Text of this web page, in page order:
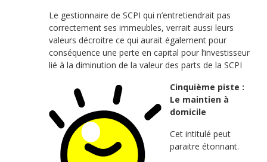
Le gestionnaire de SCPI qui n’entretiendrait pas
correctement ses immeubles, verrait aussi leurs
valeurs décroitre ce qui aurait également pour
conséquence une perte en capital pour l’investisseur
lié à la diminution de la valeur des parts de la SCPI
Cinquième piste :
Le maintien à
domicile
Cet intitulé peut
paraitre étonnant.